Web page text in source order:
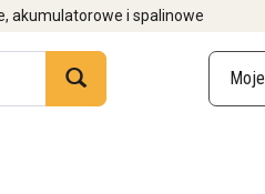
akumulatorowe i spalinowe